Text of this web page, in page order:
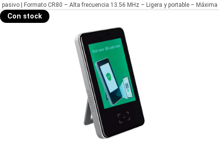
ID
por
radiofrecuencia
pasivo | Formato CR80 – Alta frecuencia 13.56 MHz – Ligera y portable – Máxima
Con stock